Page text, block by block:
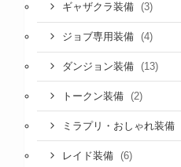
ギャザクラ装備 (3)
ジョブ専用装備 (4)
ダンジョン装備 (13)
トークン装備 (2)
ミラプリ・おしゃれ装備
レイド装備 (6)